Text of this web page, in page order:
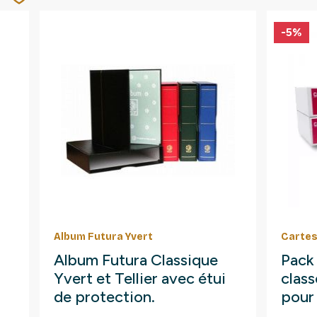
Album Futura Yvert
Album Futura Classique
Yvert et Tellier avec étui
de protection.
-5%